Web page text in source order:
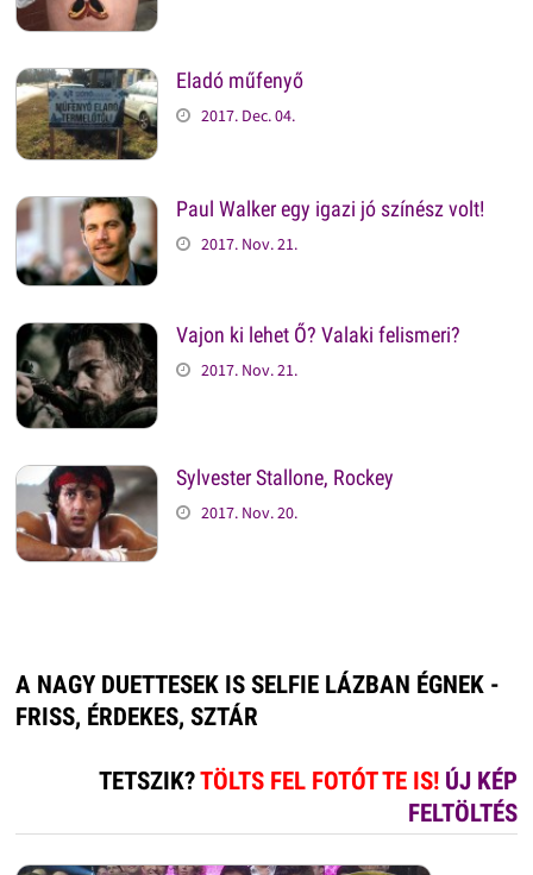
Eladó műfenyő
2017. Dec. 04.
Paul Walker egy igazi jó színész volt!
2017. Nov. 21.
Vajon ki lehet Ő? Valaki felismeri?
2017. Nov. 21.
Sylvester Stallone, Rockey
2017. Nov. 20.
A NAGY DUETTESEK IS SELFIE LÁZBAN ÉGNEK -
FRISS, ÉRDEKES, SZTÁR
TETSZIK?TÖLTS FEL FOTÓT TE IS! ÚJ KÉP
FELTÖLTÉS